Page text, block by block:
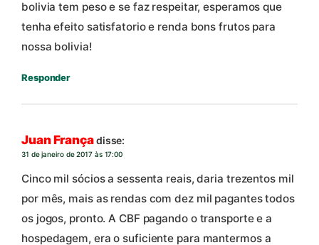
bolivia tem peso e se faz respeitar, esperamos que
tenha efeito satisfatorio e renda bons frutos para
nossa bolivia!
Responder
Juan Françadisse:
31 de janeiro de 2017 às 17:00
Cinco mil sócios a sessenta reais, daria trezentos mil
por mês, mais as rendas com dez mil pagantes todos
os jogos, pronto. A CBF pagando o transporte e a
hospedagem, era o suficiente para mantermos a